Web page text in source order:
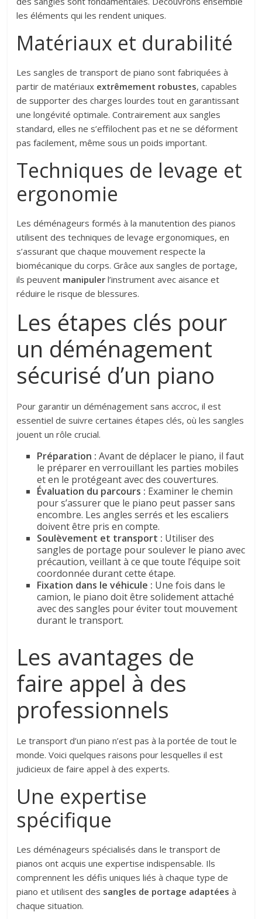
les éléments qui les rendent uniques.
Matériaux et durabilité
Les sangles de transport de piano sont fabriquées à
partir de matériaux extrêmement robustes, capables
de supporter des charges lourdes tout en garantissant
une longévité optimale. Contrairement aux sangles
standard, elles ne s’effilochent pas et ne se déforment
pas facilement, même sous un poids important.
Techniques de levage et
ergonomie
Les déménageurs formés à la manutention des pianos
utilisent des techniques de levage ergonomiques, en
s’assurant que chaque mouvement respecte la
biomécanique du corps. Grâce aux sangles de portage,
ils peuvent manipuler l’instrument avec aisance et
réduire le risque de blessures.
Les étapes clés pour
un déménagement
sécurisé d’un piano
Pour garantir un déménagement sans accroc, il est
essentiel de suivre certaines étapes clés, où les sangles
jouent un rôle crucial.
Préparation :Avant de déplacer le piano, il faut
le préparer en verrouillant les parties mobiles
et en le protégeant avec des couvertures.
Évaluation du parcours : Examiner le chemin
pour s’assurer que le piano peut passer sans
encombre. Les angles serrés et les escaliers
doivent être pris en compte.
Soulèvement et transport : Utiliser des
sangles de portage pour soulever le piano avec
précaution, veillant à ce que toute l’équipe soit
coordonnée durant cette étape.
Fixation dans le véhicule : Une fois dans le
camion, le piano doit être solidement attaché
avec des sangles pour éviter tout mouvement
durant le transport.
Les avantages de
faire appel à des
professionnels
Le transport d’un piano n’est pas à la portée de tout le
monde. Voici quelques raisons pour lesquelles il est
judicieux de faire appel à des experts.
Une expertise
spécifique
Les déménageurs spécialisés dans le transport de
pianos ont acquis une expertise indispensable. Ils
comprennent les défis uniques liés à chaque type de
piano et utilisent des sangles de portage adaptées à
chaque situation.